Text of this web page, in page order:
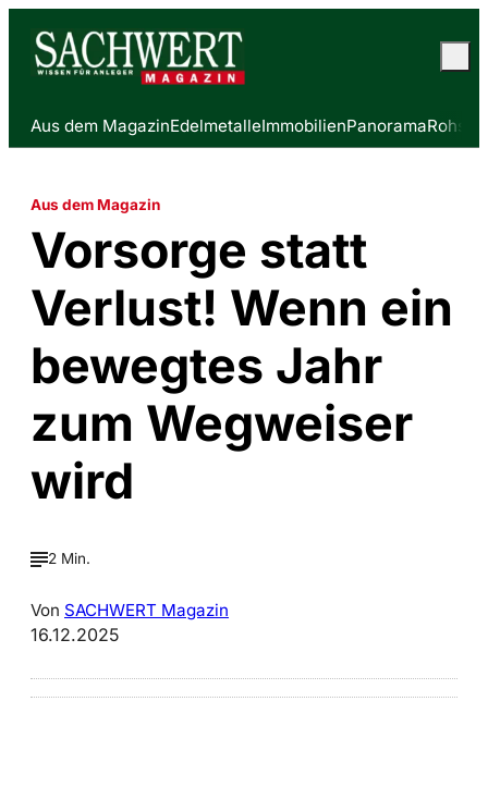
Aus dem MagazinEdelmetalleImmobilienPanorama
Aus dem Magazin
Vorsorge statt
Verlust! Wenn ein
bewegtes Jahr
zum Wegweiser
wird
2 Min.
Von SACHWERT Magazin
16.12.2025